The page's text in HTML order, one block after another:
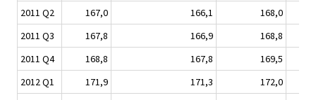
2011 Q2
167,0 166,1
168,0
2011 Q3
167,8 166,9
168,8
2011 Q4
168,8 167,8
169,5
2012 Q1
171,9 171,3
172,0